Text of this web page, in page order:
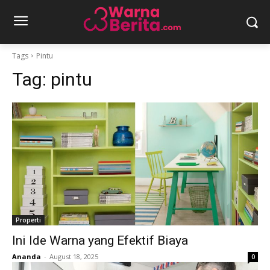
Tags Pintu
Tag: pintu
Properti
Ini Ide Warna yang Efektif Biaya
Ananda - August 18, 2025 0